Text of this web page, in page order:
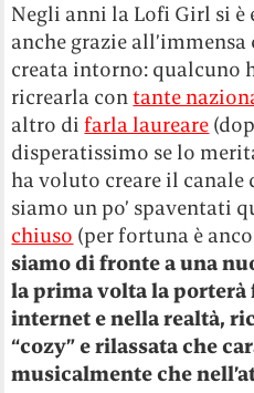
Negli anni la Lofi Girl si
anche grazie
creata intorno: qualcuno
ricrearla contante
altro difarla laureare
disperatissimo se lo
ha voluto creare il canale
siamo un po’ spaventati
chiuso (per fortuna è
siamo di fronte a una
la prima volta la
internet e nella realtà,
“cozy” e rilassata che
musicalmente che